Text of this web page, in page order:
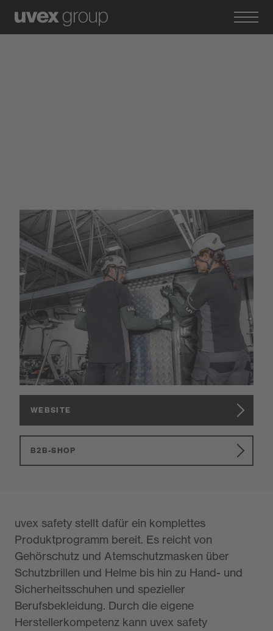
Marken der uvex group
uvex safety
uvex safety ist der Spezialist für innovative
Produkte im Arbeitsschutz. Gerade im Beruf
müssen Menschen von Kopf bis Fuß geschützt
sein, um ihre Gesundheit und ihre
Leistungsfähigkeit zu erhalten.
WEBSITE
B2B-SHOP
uvex safety stellt dafür ein komplettes
Produktprogramm bereit. Es reicht von
Gehörschutz und Atemschutzmasken über
Schutzbrillen und Helme bis hin zu Hand- und
Sicherheitsschuhen und spezieller
Berufsbekleidung. Durch die eigene
Herstellerkompetenz kann uvex safety